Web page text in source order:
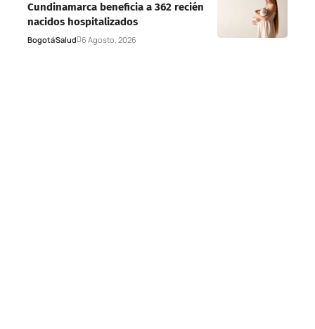
Cundinamarca beneficia a 362 recién
nacidos hospitalizados
BogotáSalud 6 Agosto, 2026